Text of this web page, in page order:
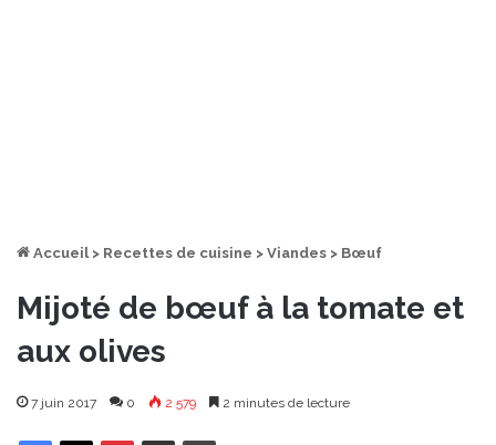
Accueil > Recettes de cuisine > Viandes > Bœuf
Mijoté de bœuf à la tomate et
aux olives
7 juin 2017 0 2 579 2 minutes de lecture